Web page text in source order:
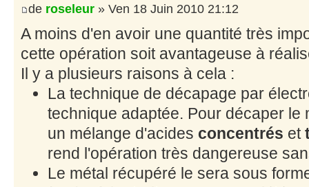
de roseleur » Ven 18 Juin 2010 21:12
A moins d'en avoir une quantité très
cette opération soit avantageuse à
Il y a plusieurs raisons à cela :
La technique de décapage par
technique adaptée. Pour décaper le
un mélange d'acides concentrés et
rend l'opération très dangereuse
Le métal récupéré le sera sous